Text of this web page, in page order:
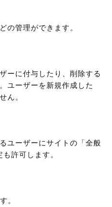
の管理ができます。
ーに付与したり、削除する
ユーザーを新規作成した
ん。
ユーザーにサイトの「全般
許可します。
。